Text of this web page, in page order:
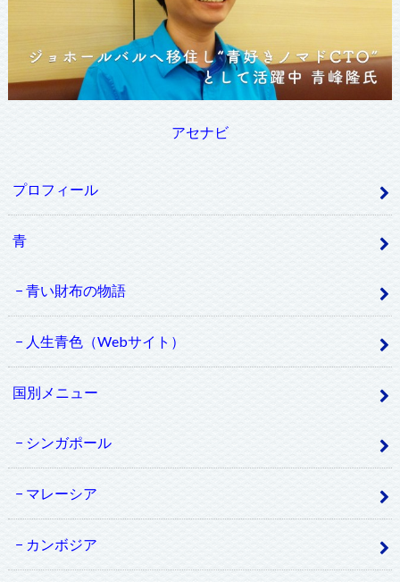
アセナビ
プロフィール
青
青い財布の物語
人生青色（Webサイト）
国別メニュー
シンガポール
マレーシア
カンボジア